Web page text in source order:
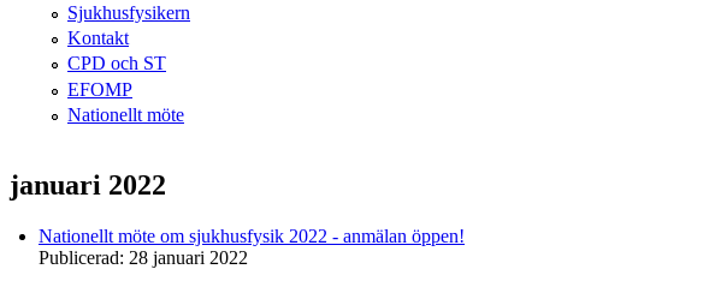
Sjukhusfysikern
Kontakt
CPD och ST
EFOMP
Nationellt möte
januari 2022
Nationellt möte om sjukhusfysik 2022 - anmälan öppen!
Publicerad: 28 januari 2022